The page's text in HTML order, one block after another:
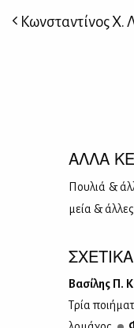
Κωνσταντίνος Χ.
ΑΛΛΑ
Που­λιά &
μεία &
Βα­σί­λης Π.
Τρία